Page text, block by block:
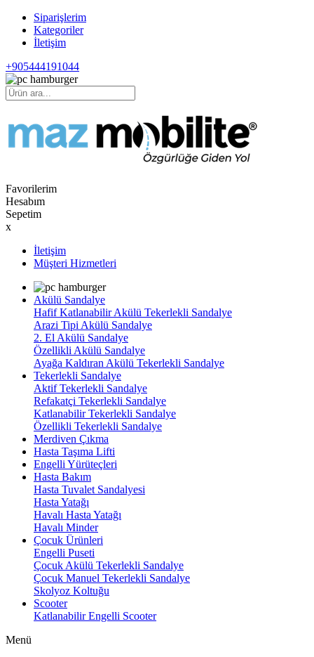
Siparişlerim
Kategoriler
İletişim
+905444191044
Favorilerim
Hesabım
Sepetim
x
İletişim
Müşteri Hizmetleri
Akülü Sandalye
Hafif Katlanabilir Akülü Tekerlekli Sandalye
Arazi Tipi Akülü Sandalye
2. El Akülü Sandalye
Özellikli Akülü Sandalye
Ayağa Kaldıran Akülü Tekerlekli Sandalye
Tekerlekli Sandalye
Aktif Tekerlekli Sandalye
Refakatçi Tekerlekli Sandalye
Katlanabilir Tekerlekli Sandalye
Özellikli Tekerlekli Sandalye
Merdiven Çıkma
Hasta Taşıma Lifti
Engelli Yürüteçleri
Hasta Bakım
Hasta Tuvalet Sandalyesi
Hasta Yatağı
Havalı Hasta Yatağı
Havalı Minder
Çocuk Ürünleri
Engelli Puseti
Çocuk Akülü Tekerlekli Sandalye
Çocuk Manuel Tekerlekli Sandalye
Skolyoz Koltuğu
Scooter
Katlanabilir Engelli Scooter
Menü